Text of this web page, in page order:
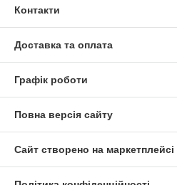
Контакти
Доставка та оплата
Графік роботи
Повна версія сайту
Сайт створено на маркетплейсі